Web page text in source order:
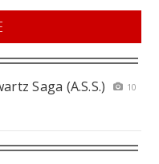
Saga (A.S.S.)
10